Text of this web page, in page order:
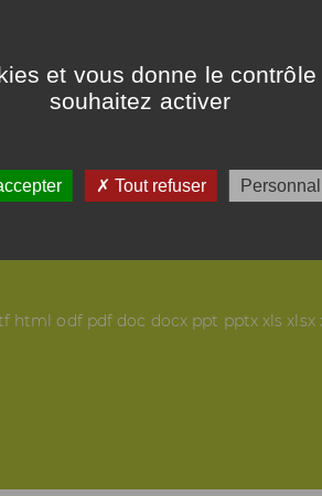
Pays
odf pdf doc docx ppt pptx xls xlsx
et vous donne le
souhaitez activer
Tout refuser